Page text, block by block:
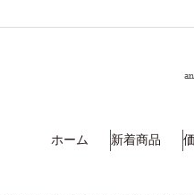
ホーム 新着商品